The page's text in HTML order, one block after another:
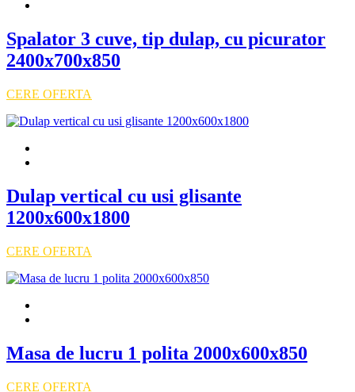
Spalator 3 cuve, tip dulap, cu picurator
2400x700x850
CERE OFERTA
Dulap vertical cu usi glisante
1200x600x1800
CERE OFERTA
Masa de lucru 1 polita 2000x600x850
CERE OFERTA